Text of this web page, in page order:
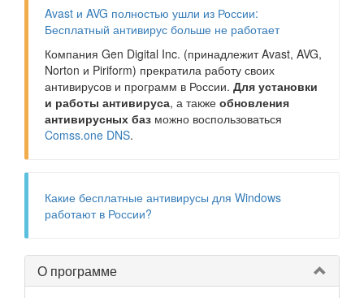
Avast и AVG полностью ушли из России:
Бесплатный антивирус больше не работает
Компания Gen Digital Inc. (принадлежит Avast, AVG,
Norton и Piriform) прекратила работу своих
антивирусов и программ в России. Для установки
и работы антивируса, а также обновления
антивирусных баз можно воспользоваться
Comss.one DNS.
Какие бесплатные антивирусы для Windows
работают в России?
О программе